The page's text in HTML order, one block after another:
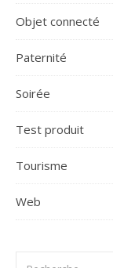
Objet connecté
Paternité
Soirée
Test produit
Tourisme
Web